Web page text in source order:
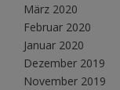
März 2020
Februar 2020
Januar 2020
Dezember 2019
November 2019